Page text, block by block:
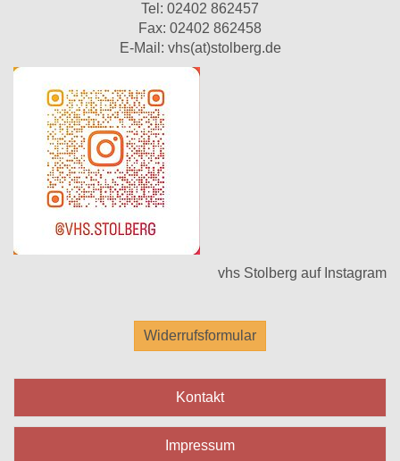
Tel: 02402 862457
Fax: 02402 862458
E-Mail: vhs(at)stolberg.de
vhs Stolberg auf Instagram
Widerrufsformular
Kontakt
Impressum